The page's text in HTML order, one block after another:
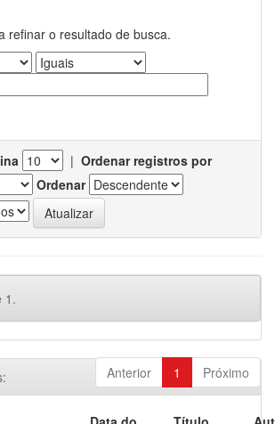
refinar o resultado de busca.
| Ordenar registros por
Ordenar
1.
Anterior 1 Próximo